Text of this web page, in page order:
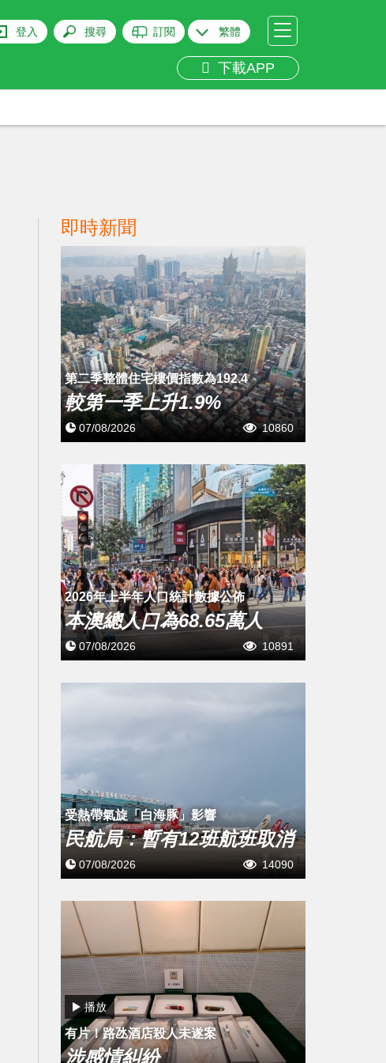
登入 搜尋 訂閱 繁體
下載APP
即時新聞
第二季整體住宅樓價指數為192.4
較第一季上升1.9%
07/08/2026 10860
2026年上半年人口統計數據公佈
本澳總人口為68.65萬人
07/08/2026 10891
受熱帶氣旋「白海豚」影響
民航局：暫有12班航班取消
07/08/2026 14090
播放
有片！路氹酒店殺人未遂案
涉感情糾紛